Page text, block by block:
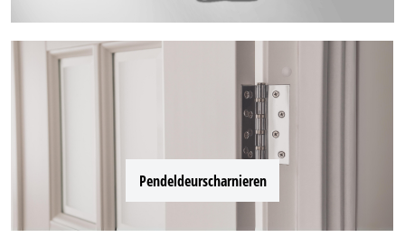
Pendeldeurscharnieren